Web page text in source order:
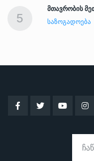
5
მთავრობის
ᲡᲐᲖᲝᲒᲐᲓᲝᲔᲑᲐ